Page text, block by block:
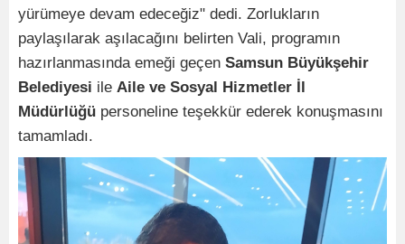
yürümeye devam edeceğiz" dedi. Zorlukların
paylaşılarak aşılacağını belirten Vali, programın
hazırlanmasında emeği geçen Samsun Büyükşehir
Belediyesi ile Aile ve Sosyal Hizmetler İl
Müdürlüğü personeline teşekkür ederek konuşmasını
tamamladı.